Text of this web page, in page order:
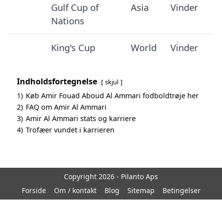
Gulf Cup of
Nations
Asia Vinder
King's Cup World Vinder
Indholdsfortegnelse skjul
1) Køb Amir Fouad Aboud Al Ammari fodboldtrøje her
2) FAQ om Amir Al Ammari
3) Amir Al Ammari stats og karriere
4) Trofæer vundet i karrieren
Copyright 2026 - Pilanto Aps
Forside
Om / kontakt Blog Sitemap Betingelser